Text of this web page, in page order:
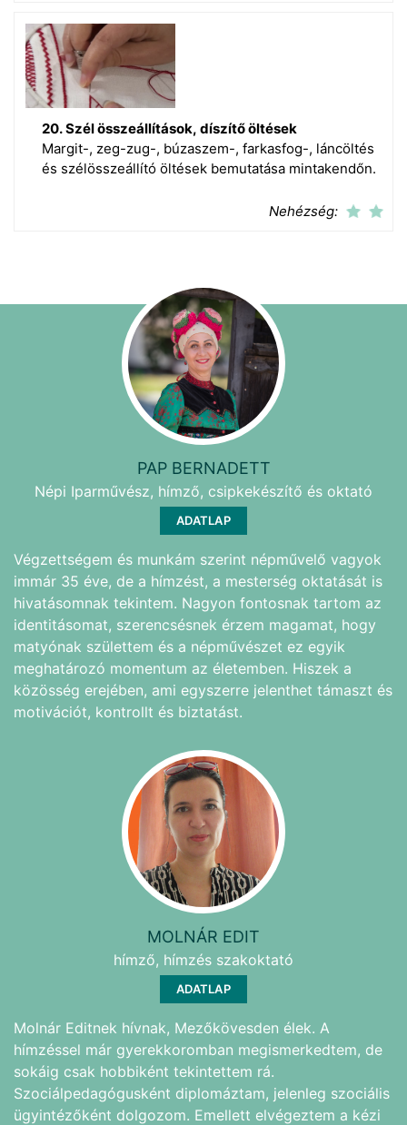
20. Szél összeállítások, díszítő öltések
Margit-, zeg-zug-, búzaszem-, farkasfog-, láncöltés
és szélösszeállító öltések bemutatása mintakendőn.
Nehézség:
PAP BERNADETT
Népi Iparművész, hímző, csipkekészítő és oktató
ADATLAP
Végzettségem és munkám szerint népművelő vagyok
immár 35 éve, de a hímzést, a mesterség oktatását is
hivatásomnak tekintem. Nagyon fontosnak tartom az
identitásomat, szerencsésnek érzem magamat, hogy
matyónak születtem és a népművészet ez egyik
meghatározó momentum az életemben. Hiszek a
közösség erejében, ami egyszerre jelenthet támaszt és
motivációt, kontrollt és biztatást.
MOLNÁR EDIT
hímző, hímzés szakoktató
ADATLAP
Molnár Editnek hívnak, Mezőkövesden élek. A
hímzéssel már gyerekkoromban megismerkedtem, de
sokáig csak hobbiként tekintettem rá.
Szociálpedagógusként diplomáztam, jelenleg szociális
ügyintézőként dolgozom. Emellett elvégeztem a kézi